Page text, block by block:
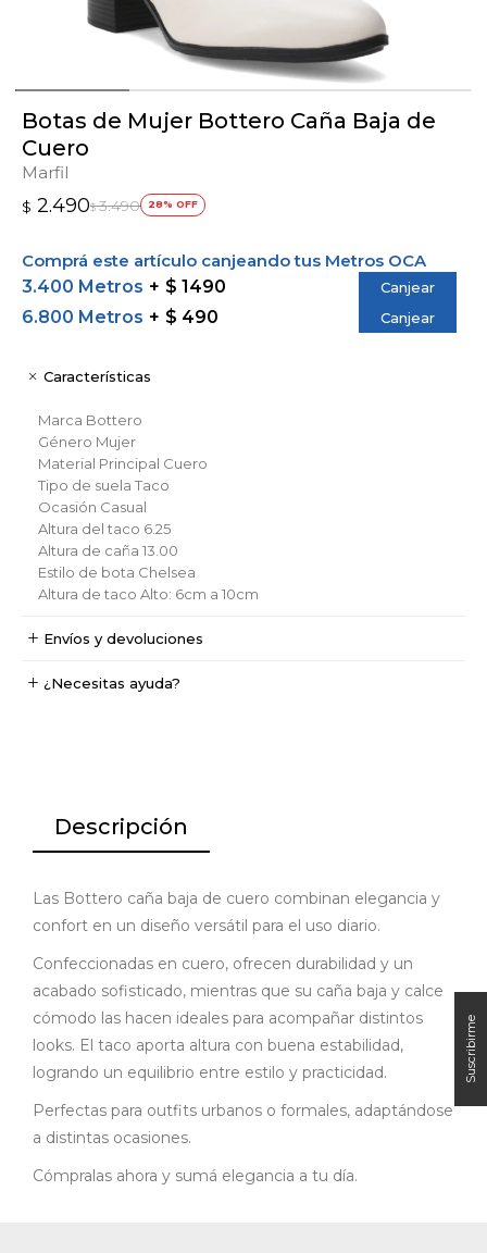
Botas de Mujer Bottero Caña Baja de
Cuero
Marfil
$ 2.490$ 3.490 28
Comprá este artículo canjeando tus Metros OCA
3.400 Metros
$ 1490 Canjear
6.800 Metros $ 490 Canjear
Características
Marca Bottero
Género Mujer
Material Principal Cuero
Tipo de suela Taco
Ocasión Casual
Altura del taco 6.25
Altura de caña 13.00
Estilo de bota Chelsea
Altura de taco Alto: 6cm a 10cm
Envíos y devoluciones
¿Necesitas ayuda?
Descripción
Las Bottero caña baja de cuero combinan elegancia y
confort en un diseño versátil para el uso diario.
Confeccionadas en cuero, ofrecen durabilidad y un
acabado sofisticado, mientras que su caña baja y calce
cómodo las hacen ideales para acompañar distintos
looks. El taco aporta altura con buena estabilidad,
logrando un equilibrio entre estilo y practicidad.
Perfectas para outfits urbanos o formales, adaptándose
a distintas ocasiones.
Cómpralas ahora y sumá elegancia a tu día.